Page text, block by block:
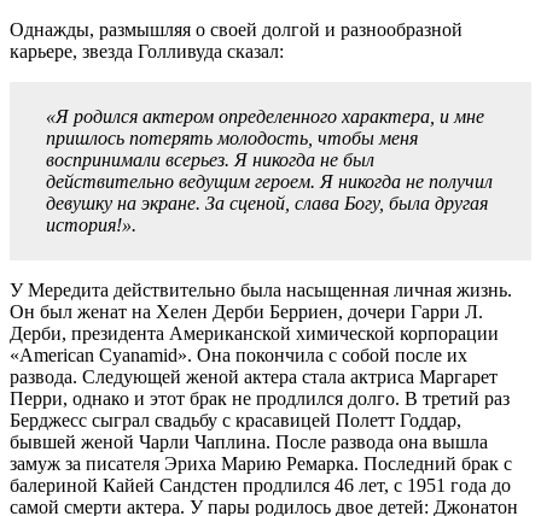
Однажды, размышляя о своей долгой и разнообразной
карьере, звезда Голливуда сказал:
«Я родился актером определенного характера, и мне
пришлось потерять молодость, чтобы меня
воспринимали всерьез. Я никогда не был
действительно ведущим героем. Я никогда не получил
девушку на экране. За сценой, слава Богу, была другая
история!».
У Мередита действительно была насыщенная личная жизнь.
Он был женат на Хелен Дерби Берриен, дочери Гарри Л.
Дерби, президента Американской химической корпорации
«American Cyanamid». Она покончила с собой после их
развода. Следующей женой актера стала актриса Маргарет
Перри, однако и этот брак не продлился долго. В третий раз
Берджесс сыграл свадьбу с красавицей Полетт Годдар,
бывшей женой Чарли Чаплина. После развода она вышла
замуж за писателя Эриха Марию Ремарка. Последний брак с
балериной Кайей Сандстен продлился 46 лет, с 1951 года до
самой смерти актера. У пары родилось двое детей: Джонатон